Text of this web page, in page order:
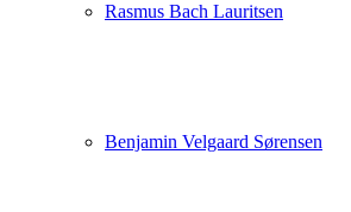
Rasmus Bach Lauritsen
Benjamin Velgaard Sørensen